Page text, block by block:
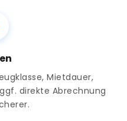
Mietdauer,
direkte Abrechnung